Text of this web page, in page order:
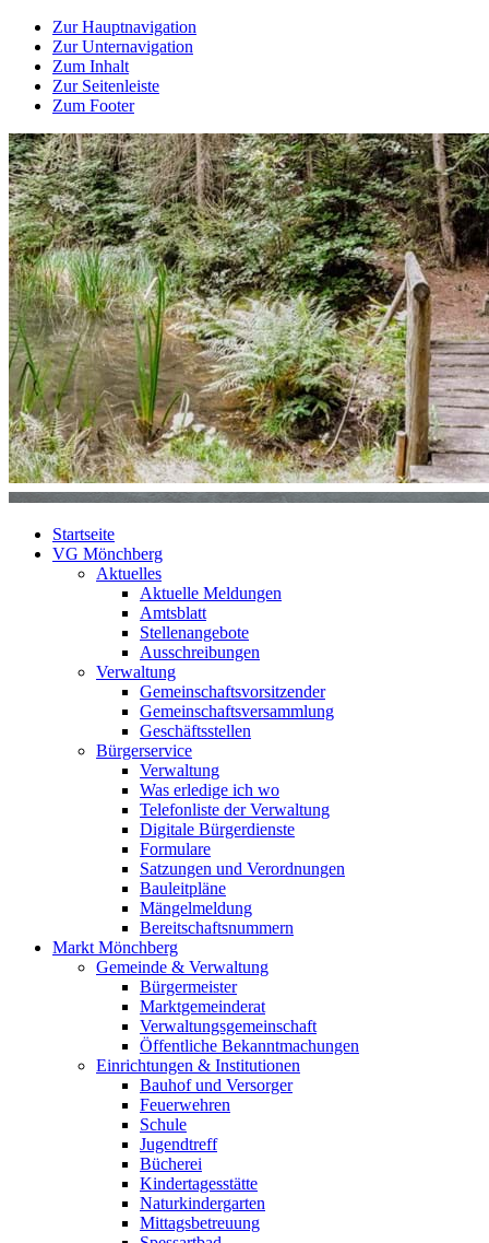
Zur Hauptnavigation
Zur Unternavigation
Zum Inhalt
Zur Seitenleiste
Zum Footer
Startseite
VG Mönchberg
Aktuelles
Aktuelle Meldungen
Amtsblatt
Stellenangebote
Ausschreibungen
Verwaltung
Gemeinschaftsvorsitzender
Gemeinschaftsversammlung
Geschäftsstellen
Bürgerservice
Verwaltung
Was erledige ich wo
Telefonliste der Verwaltung
Digitale Bürgerdienste
Formulare
Satzungen und Verordnungen
Bauleitpläne
Mängelmeldung
Bereitschaftsnummern
Markt Mönchberg
Gemeinde & Verwaltung
Bürgermeister
Marktgemeinderat
Verwaltungsgemeinschaft
Öffentliche Bekanntmachungen
Einrichtungen & Institutionen
Bauhof und Versorger
Feuerwehren
Schule
Jugendtreff
Bücherei
Kindertagesstätte
Naturkindergarten
Mittagsbetreuung